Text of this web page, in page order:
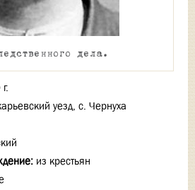
дела.
уезд, с. Чернуха
из крестьян